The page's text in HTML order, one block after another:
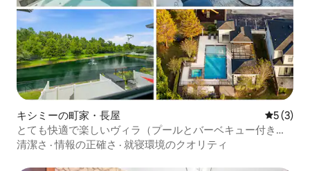
キシミーの町家・長屋 レビュー
5 (3)
とても快適で楽しいヴィラ（プールとバーベキュー付き）|
ディズニー近く
清潔さ ·情報の正確さ · 就寝環境のクオリティ